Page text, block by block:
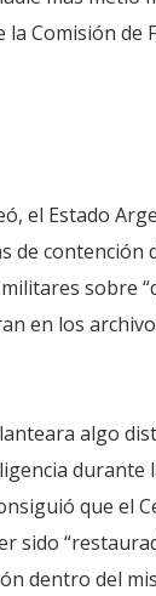
Comisión de
el Estado
de contención
sobre
en los
algo
durante
que el
sido
dentro del